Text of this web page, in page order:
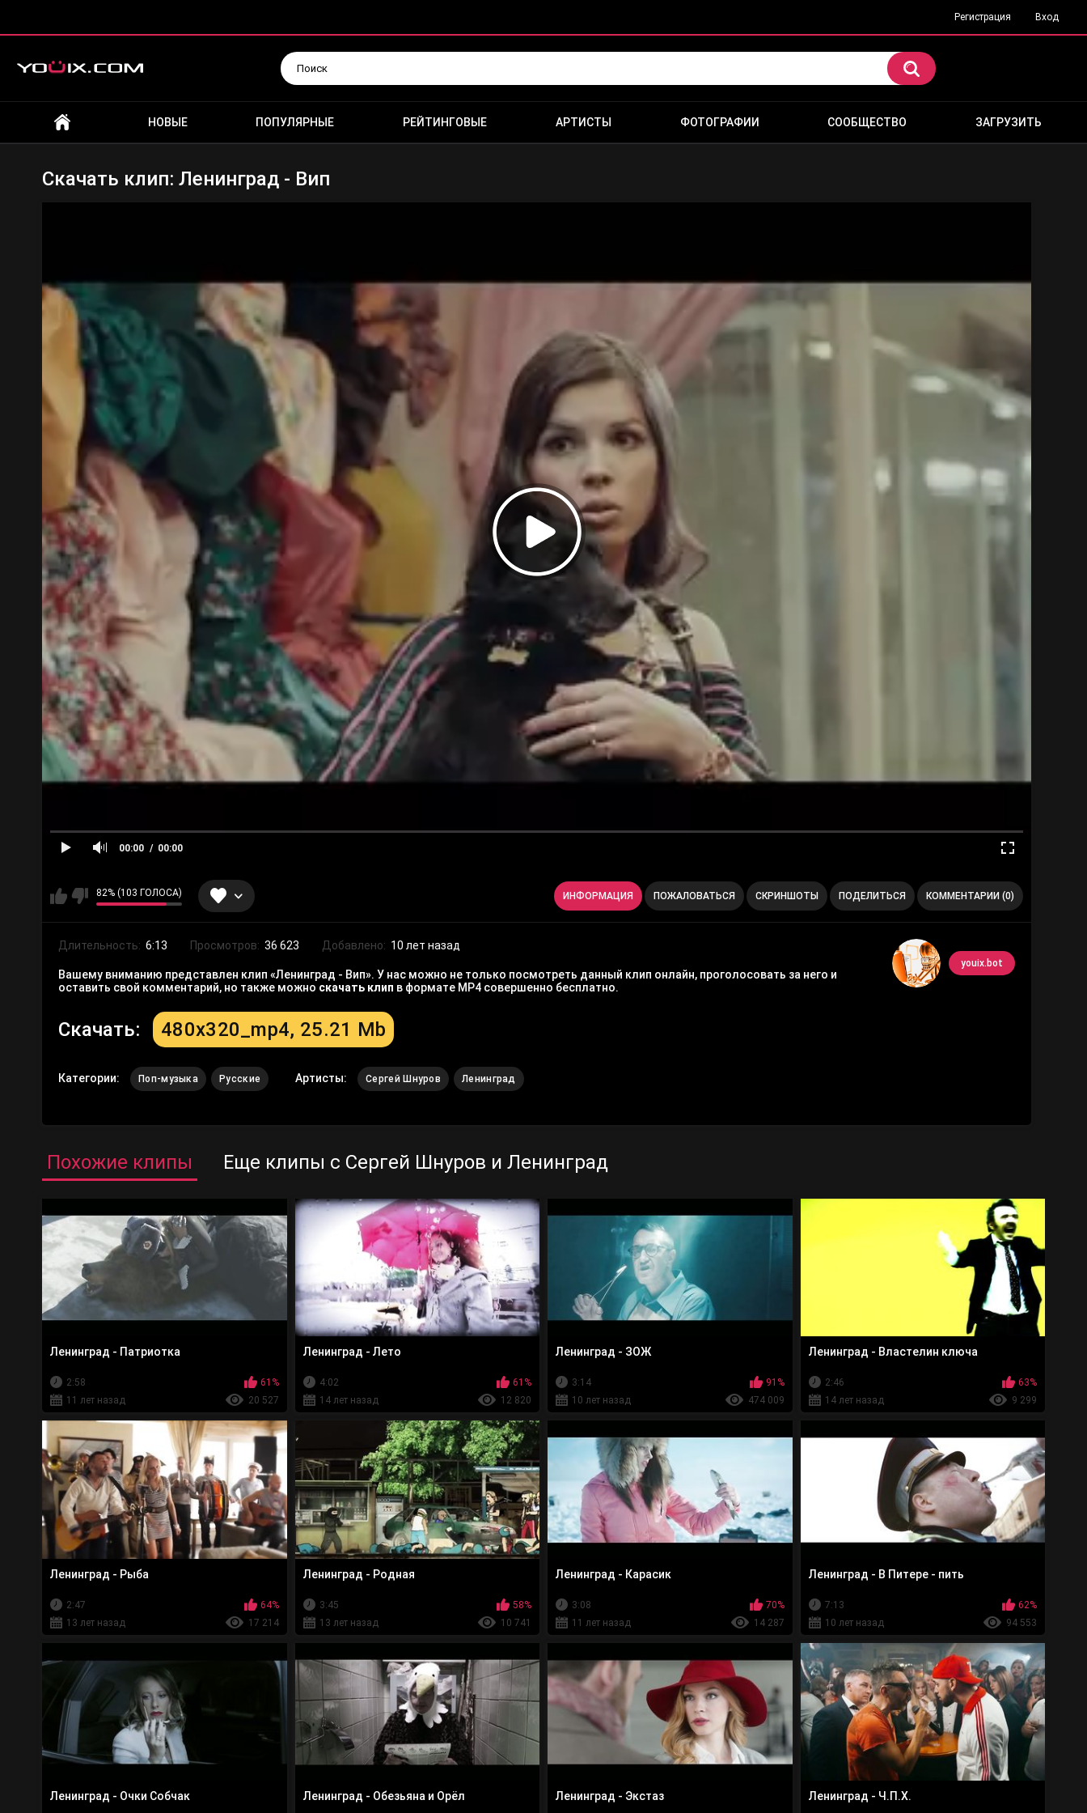
Регистрация Вход
НОВЫЕ ПОПУЛЯРНЫЕ РЕЙТИНГОВЫЕ АРТИСТЫ ФОТОГРАФИИ СООБЩЕСТВО ЗАГРУЗИТЬ
Скачать клип: Ленинград - Вип
00:00 00:00
82% (103 ГОЛОСА) ИНФОРМАЦИЯ ПОЖАЛОВАТЬСЯ СКРИНШОТЫ ПОДЕЛИТЬСЯ КОММЕНТАРИИ (0)
youix.bot
Длительность: 6:13 Просмотров: 36 623 Добавлено: 10 лет назад
Вашему вниманию представлен клип «Ленинград - Вип». У нас можно не только посмотреть данный клип онлайн, проголосовать за него и
оставить свой комментарий, но также можно скачать клип в формате MP4 совершенно бесплатно.
Скачать: 480x320_mp4, 25.21 Mb
Категории: Поп-музыка Русские Артисты: Сергей Шнуров Ленинград
Похожие клипы Еще клипы с Сергей Шнуров и Ленинград
Ленинград - Патриотка
2:58
61%
11 лет назад
20 527
Ленинград - Лето
4:02
61%
14 лет назад
12 820
Ленинград - ЗОЖ
3:14
91%
10 лет назад
474 009
Ленинград - Властелин ключа
2:46
63%
14 лет назад
9 299
Ленинград - Рыба
2:47
64%
13 лет назад
17 214
Ленинград - Родная
3:45
58%
13 лет назад
10 741
Ленинград - Карасик
3:08
70%
11 лет назад
14 287
Ленинград - В Питере - пить
7:13
62%
10 лет назад
94 553
Ленинград - Очки Собчак Ленинград - Обезьяна и Орёл Ленинград - Экстаз Ленинград - Ч.П.Х.